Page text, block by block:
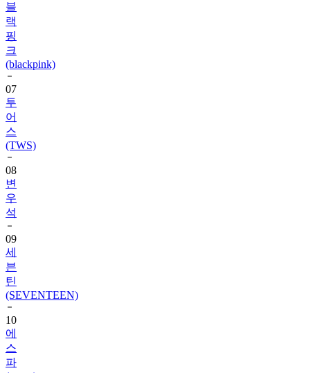
블
랙
핑
크
(blackpink)
07
투
어
스
(TWS)
08
변
우
석
09
세
븐
틴
(SEVENTEEN)
10
에
스
파